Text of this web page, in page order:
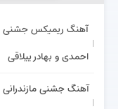
آهنگ ریمیکس جشنی
احمدی و بهادر ییلاقی
آهنگ جشنی مازندرانی